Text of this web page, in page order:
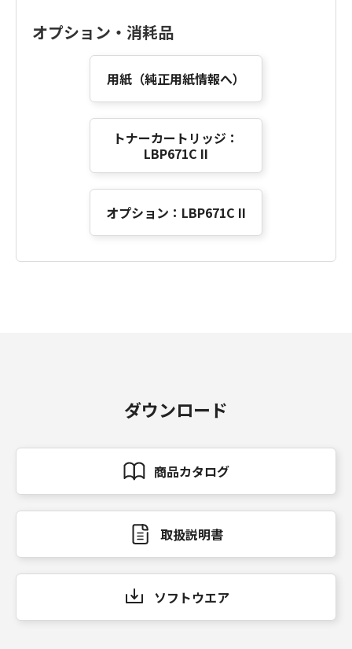
オプション・消耗品
用紙（純正用紙情報へ）
トナーカートリッジ：
LBP671C II
オプション：LBP671C II
ダウンロード
商品カタログ
取扱説明書
ソフトウエア